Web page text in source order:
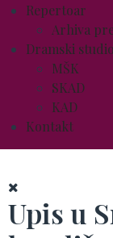
Repertoar
Arhiva
Dramski studio
MŠK
SKAD
KAD
Kontakt
Upis u